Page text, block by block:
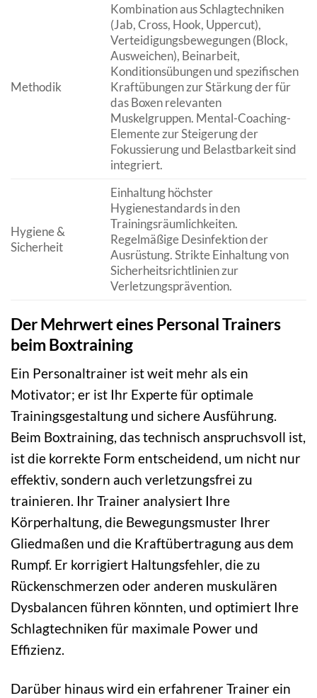
Methodik
Kombination aus Schlagtechniken
(Jab, Cross, Hook, Uppercut),
Verteidigungsbewegungen (Block,
Ausweichen), Beinarbeit,
Konditionsübungen und spezifischen
Kraftübungen zur Stärkung der für
das Boxen relevanten
Muskelgruppen. Mental-Coaching-
Elemente zur Steigerung der
Fokussierung und Belastbarkeit sind
integriert.
Hygiene &
Sicherheit
Einhaltung höchster
Hygienestandards in den
Trainingsräumlichkeiten.
Regelmäßige Desinfektion der
Ausrüstung. Strikte Einhaltung von
Sicherheitsrichtlinien zur
Verletzungsprävention.
Der Mehrwert eines Personal Trainers
beim Boxtraining
Ein Personaltrainer ist weit mehr als ein
Motivator; er ist Ihr Experte für optimale
Trainingsgestaltung und sichere Ausführung.
Beim Boxtraining, das technisch anspruchsvoll ist,
ist die korrekte Form entscheidend, um nicht nur
effektiv, sondern auch verletzungsfrei zu
trainieren. Ihr Trainer analysiert Ihre
Körperhaltung, die Bewegungsmuster Ihrer
Gliedmaßen und die Kraftübertragung aus dem
Rumpf. Er korrigiert Haltungsfehler, die zu
Rückenschmerzen oder anderen muskulären
Dysbalancen führen könnten, und optimiert Ihre
Schlagtechniken für maximale Power und
Effizienz.
Darüber hinaus wird ein erfahrener Trainer ein